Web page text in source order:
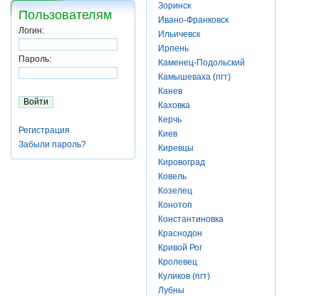
Пользователям
Логин:
Пароль:
Регистрация
Забыли пароль?
Зоринск
Ивано-Франковск
Ильичевск
Ирпень
Каменец-Подольский
Камышеваха (пгт)
Канев
Каховка
Керчь
Киев
Киревцы
Кировоград
Ковель
Козелец
Конотоп
Константиновка
Краснодон
Кривой Рог
Кролевец
Куликов (пгт)
Лубны